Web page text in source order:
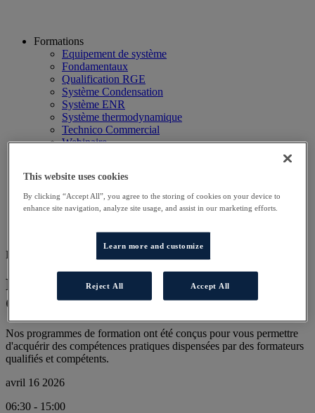
Formations
Equipement de système
Fondamentaux
Qualification RGE
Système Condensation
Système ENR
Système thermodynamique
Technico Commercial
Webinaire
Planning
Contactez-nous
Autres sites
Professionnel
FOR SERV ELITE
Formation technicien DD Service ARA
Groupe 1
Nos programmes de formation ont été conçus pour vous permettre
d'acquérir des compétences pratiques dispensées par des formateurs
qualifiés et compétents.
avril 16 2026
06:30 - 15:00
This website uses cookies
By clicking “Accept All”, you agree to the storing of cookies on your device to
enhance site navigation, analyze site usage, and assist in our marketing efforts.
Learn more and customize
Reject All Accept All